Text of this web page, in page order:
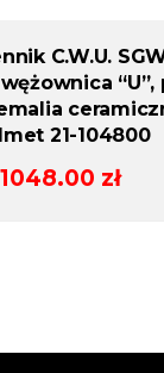
C.W.U.
“U”,
21-104800
1048.00 zł